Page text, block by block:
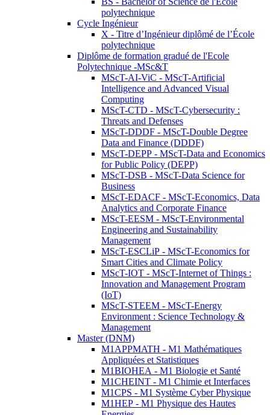
polytechnique
Cycle Ingénieur
X - Titre d’Ingénieur diplômé de l’École
polytechnique
Diplôme de formation gradué de l'Ecole
Polytechnique -MSc&T
MScT-AI-ViC - MScT-Artificial
Intelligence and Advanced Visual
Computing
MScT-CTD - MScT-Cybersecurity :
Threats and Defenses
MScT-DDDF - MScT-Double Degree
Data and Finance (DDDF)
MScT-DEPP - MScT-Data and Economics
for Public Policy (DEPP)
MScT-DSB - MScT-Data Science for
Business
MScT-EDACF - MScT-Economics, Data
Analytics and Corporate Finance
MScT-EESM - MScT-Environmental
Engineering and Sustainability
Management
MScT-ESCLiP - MScT-Economics for
Smart Cities and Climate Policy
MScT-IOT - MScT-Internet of Things :
Innovation and Management Program
(IoT)
MScT-STEEM - MScT-Energy
Environment : Science Technology &
Management
Master (DNM)
M1APPMATH - M1 Mathématiques
Appliquées et Statistiques
M1BIOHEA - M1 Biologie et Santé
M1CHEINT - M1 Chimie et Interfaces
M1CPS - M1 Système Cyber Physique
M1HEP - M1 Physique des Hautes